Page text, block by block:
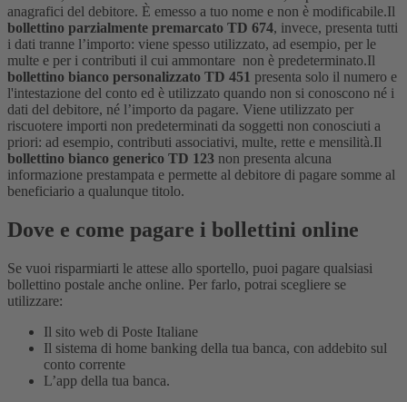
anagrafici del debitore. È emesso a tuo nome e non è modificabile.Il
bollettino parzialmente premarcato TD 674, invece, presenta tutti
i dati tranne l’importo: viene spesso utilizzato, ad esempio, per le
multe e per i contributi il cui ammontare non è predeterminato.Il
bollettino bianco personalizzato TD 451 presenta solo il numero e
l'intestazione del conto ed è utilizzato quando non si conoscono né i
dati del debitore, né l’importo da pagare. Viene utilizzato per
riscuotere importi non predeterminati da soggetti non conosciuti a
priori: ad esempio, contributi associativi, multe, rette e mensilità.Il
bollettino bianco generico TD 123 non presenta alcuna
informazione prestampata e permette al debitore di pagare somme al
beneficiario a qualunque titolo.
Dove e come pagare i bollettini online
Se vuoi risparmiarti le attese allo sportello, puoi pagare qualsiasi
bollettino postale anche online. Per farlo, potrai scegliere se
utilizzare:
Il sito web di Poste Italiane
Il sistema di home banking della tua banca, con addebito sul
conto corrente
L’app della tua banca.